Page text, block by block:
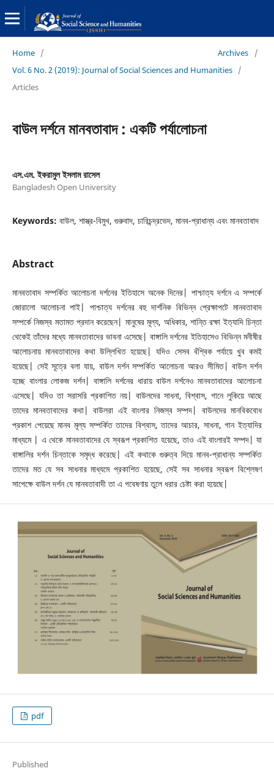
Home / Archives
/
Vol. 6 No. 2 (2019): Journal of Social Sciences and Humanities /
Articles
বাউল দর্শনে মানবতাবাদ : একটি পর্যালোচনা
এস.এম. ইকরামুল ইসলাম রাসেল
Bangladesh Open University
Keywords: বাউল, শাস্ত্র-বিমুখ, গুরুবাদ, চারিচন্দ্রভেদ, মানব-প্রাধান্য এবং মানবতাবাদ
Abstract
মানবতাবাদ সম্পর্কিত আলোচনা দর্শনের ইতিহাসে অনেক দিনের| পাশ্চাত্য দর্শনে এ সম্পর্কে
জোরালো আলোচনা পাই| পাশ্চাত্য দর্শনের বহু দার্শনিক বিভিন্ন প্রেক্ষাপটে মানবতাবাদ
সম্পর্কে নিজস্ব মতামত প্রদান করেছেন| মানুষের মূল্য, অধিকার, শান্তি রক্ষা ইত্যাদি চিন্তা
থেকেই তাঁদের মধ্যে মানবতাবাদের ভাবনা এসেছে| বাঙ্গালি দর্শনের ইতিহাসেও বিভিন্ন মনীষীর
আলোচনায় মানবতাবাদের কথা উল্লিখিত হয়েছে| যদিও সেসব ˆবশ্বিক পর্যায়ে খুব কমই
হয়েছে| সেই সূত্রে বলা যায়, বাউল দর্শন সম্পর্কিত আলোচনা আরও সীমিত| বাউল দর্শন
হচ্ছে বাংলার লোকজ দর্শন| বাঙ্গালি দর্শনের ধারায় বাউল দর্শনেও মানবতাবাদের আলোচনা
এসেছে| যদিও তা সরাসরি প্রকাশিত নয়| বাউলদের সাধনা, বিশ্বাস, গানে লুকিয়ে আছে
তাদের মানবতাবাদের কথা| বাউলরা এই বাংলার নিজস্ব সম্পদ| বাউলদের মানবিকবোধ
প্রকাশ পেয়েছে মানব মূল্য সম্পর্কিত তাদের বিশ্বাস, তাদের আচার, সাধনা, গান ইত্যাদির
মাধ্যমে | এ থেকে মানবতাবাদের যে স্বরূপ প্রকাশিত হয়েছে, তাও এই বাংলারই সম্পদ| যা
বাঙ্গালির দর্শন চিন্তাকে সমৃদ্ধ করেছে| এই কথাকে গুরুত্ব দিয়ে মানব-প্রাধান্য সম্পর্কিত
তাদের মত যে সব সাধনার মাধ্যমে প্রকাশিত হয়েছে, সেই সব সাধনার স্বরূপ বিশ্লেষণ
সাপেক্ষে বাউল দর্শন যে মানবতাবাদী তা এ গবেষণায় তুলে ধরার চেষ্টা করা হয়েছে|
pdf
Published